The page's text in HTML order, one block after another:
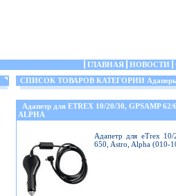
ГЛАВНАЯ НОВОСТИ
СПИСОК ТОВАРОВ КАТЕГОРИИ Адаперы
Адапетр для ETREX 10/20/30, GPSAMP
ALPHA
Адапетр для eTrex
650, Astro, Alpha (010-